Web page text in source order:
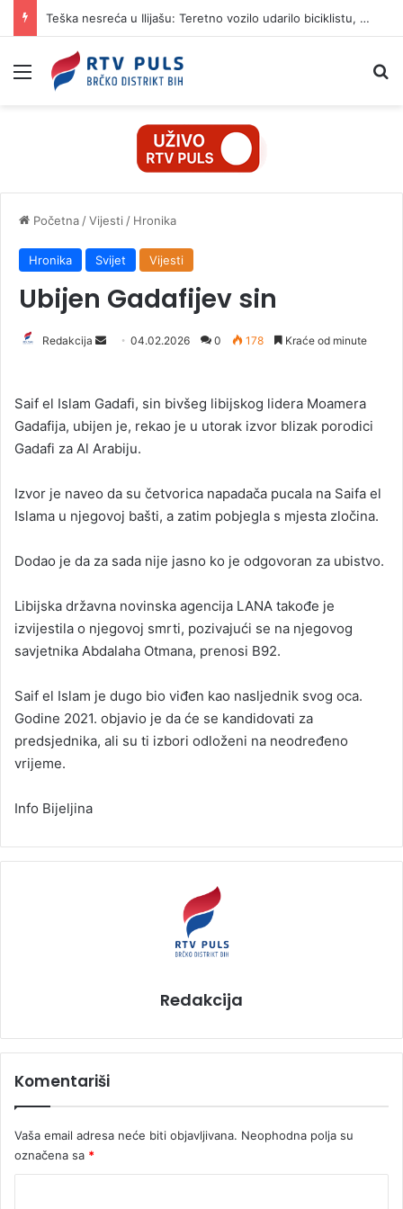
Teška nesreća u Ilijašu: Teretno vozilo udarilo biciklistu, 75-godišnjak zadržan u bolnici
Izbornik
Početna /Vijesti / Hronika
Hronika Svijet Vijesti
Ubijen Gadafijev sin
Redakcija
d
a
n
m
a
l
04.02.2026 0 178 Kraće od minute
Saif el Islam Gadafi, sin bivšeg libijskog lidera Moamera
Gadafija, ubijen je, rekao je u utorak izvor blizak porodici
Gadafi za Al Arabiju.
Izvor je naveo da su četvorica napadača pucala na Saifa el
Islama u njegovoj bašti, a zatim pobjegla s mjesta zločina.
Dodao je da za sada nije jasno ko je odgovoran za ubistvo.
Libijska državna novinska agencija LANA takođe je
izvijestila o njegovoj smrti, pozivajući se na njegovog
savjetnika Abdalaha Otmana, prenosi B92.
Saif el Islam je dugo bio viđen kao nasljednik svog oca.
Godine 2021. objavio je da će se kandidovati za
predsjednika, ali su ti izbori odloženi na neodređeno
vrijeme.
Info Bijeljina
Redakcija
Komentariši
Vaša email adresa neće biti objavljivana. Neophodna polja su
označena sa *